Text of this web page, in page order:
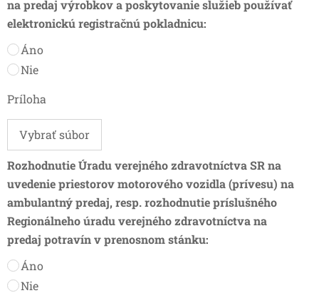
na predaj výrobkov a poskytovanie služieb používať
elektronickú registračnú pokladnicu:
Áno
Nie
Príloha
Vybrať súbor
Rozhodnutie Úradu verejného zdravotníctva SR na
uvedenie priestorov motorového vozidla (prívesu) na
ambulantný predaj, resp. rozhodnutie príslušného
Regionálneho úradu verejného zdravotníctva na
predaj potravín v prenosnom stánku:
Áno
Nie